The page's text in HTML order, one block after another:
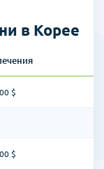
в Корее
$
$